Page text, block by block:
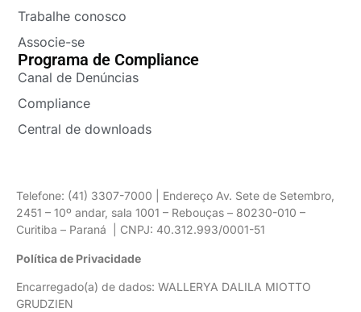
Trabalhe conosco
Associe-se
Programa de Compliance
Canal de Denúncias
Compliance
Central de downloads
Telefone: (41) 3307-7000 | Endereço Av. Sete de Setembro,
2451 – 10º andar, sala 1001 – Rebouças – 80230-010 –
Curitiba – Paraná | CNPJ: 40.312.993/0001-51
Política de Privacidade
Encarregado(a) de dados: WALLERYA DALILA MIOTTO
GRUDZIEN